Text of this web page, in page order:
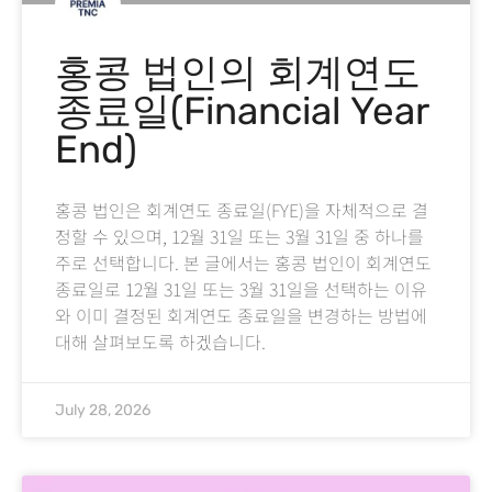
홍콩 법인의 회계연도
종료일(Financial Year
End)
홍콩 법인은 회계연도 종료일(FYE)을 자체적으로 결
정할 수 있으며, 12월 31일 또는 3월 31일 중 하나를
주로 선택합니다. 본 글에서는 홍콩 법인이 회계연도
종료일로 12월 31일 또는 3월 31일을 선택하는 이유
와 이미 결정된 회계연도 종료일을 변경하는 방법에
대해 살펴보도록 하겠습니다.
July 28, 2026